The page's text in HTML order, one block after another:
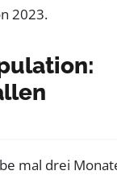
2023.
mal drei